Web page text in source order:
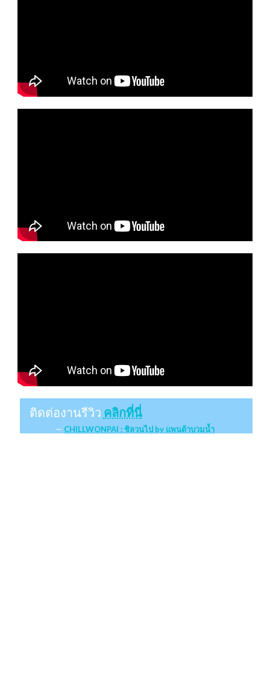
ติดต่องานรีวิว คลิกที่นี่
CHILLWONPAI : ชิลวนไป by แพนด้าบวมน้ำ